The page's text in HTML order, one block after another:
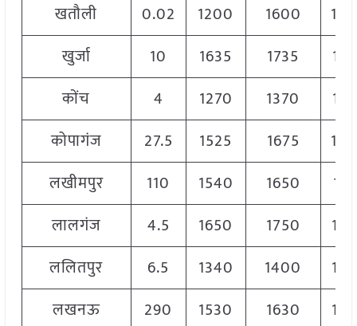
खतौली
0.02 1200 1600
खुर्जा
10 1635 1735
कोंच
4 1270 1370
कोपागंज
27.5 1525 1675
लखीमपुर
110 1540 1650
लालगंज
4.5 1650 1750
ललितपुर
6.5 1340 1400
लखनऊ
290 1530 1630